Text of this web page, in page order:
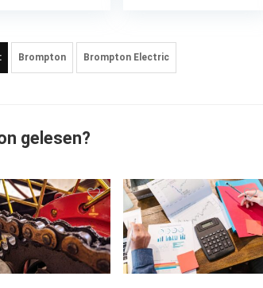
Ständer
und
Gangschaltungs
ystem
Ultraleichtes
Brompton Brompton Electric
gelesen?